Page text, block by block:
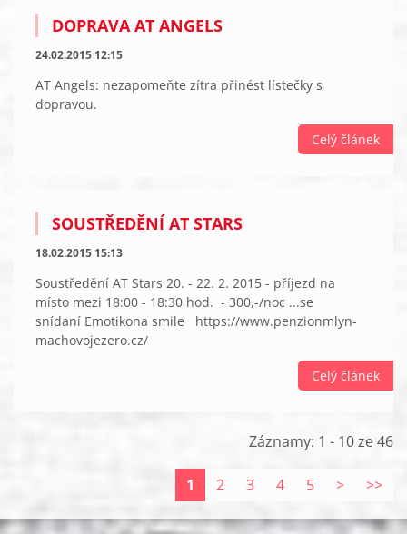
DOPRAVA AT ANGELS
24.02.2015 12:15
AT Angels: nezapomeňte zítra přinést lístečky s
dopravou.
Celý článek
SOUSTŘEDĚNÍ AT STARS
18.02.2015 15:13
Soustředění AT Stars 20. - 22. 2. 2015 - příjezd na
místo mezi 18:00 - 18:30 hod. - 300,-/noc ...se
snídaní Emotikona smile https://www.penzionmlyn-
machovojezero.cz/
Celý článek
Záznamy: 1 - 10 ze 46
1 2 3 4 5 > >>